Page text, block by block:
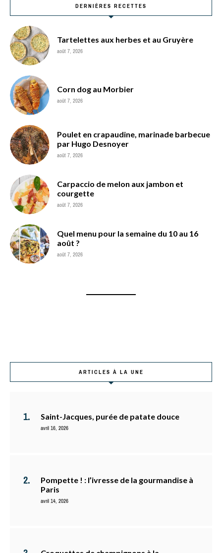
DERNIÈRES RECETTES
Tartelettes aux herbes et au Gruyère
août 7, 2026
Corn dog au Morbier
août 7, 2026
Poulet en crapaudine, marinade barbecue
par Hugo Desnoyer
août 7, 2026
Carpaccio de melon aux jambon et
courgette
août 7, 2026
Quel menu pour la semaine du 10 au 16
août ?
août 7, 2026
ARTICLES À LA UNE
Saint-Jacques, purée de patate douce
avril 16, 2026
Pompette ! : l’ivresse de la gourmandise à
Paris
avril 14, 2026